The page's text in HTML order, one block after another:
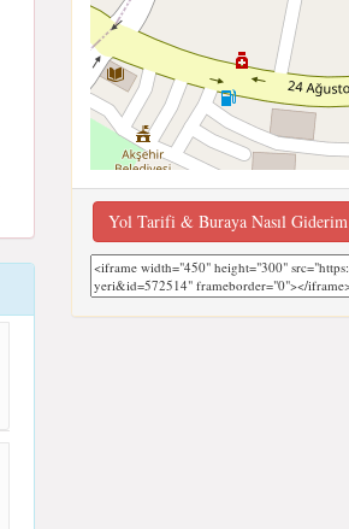
Yol Tarifi & Buraya Nasıl Giderim